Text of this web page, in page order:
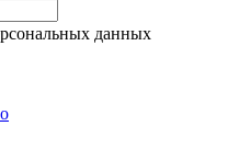
данных